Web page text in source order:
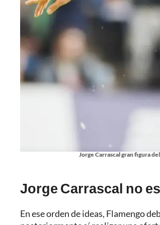
Jorge Carrascal gran figura
Jorge Carrascal no
En ese orden de ideas, Flamengo